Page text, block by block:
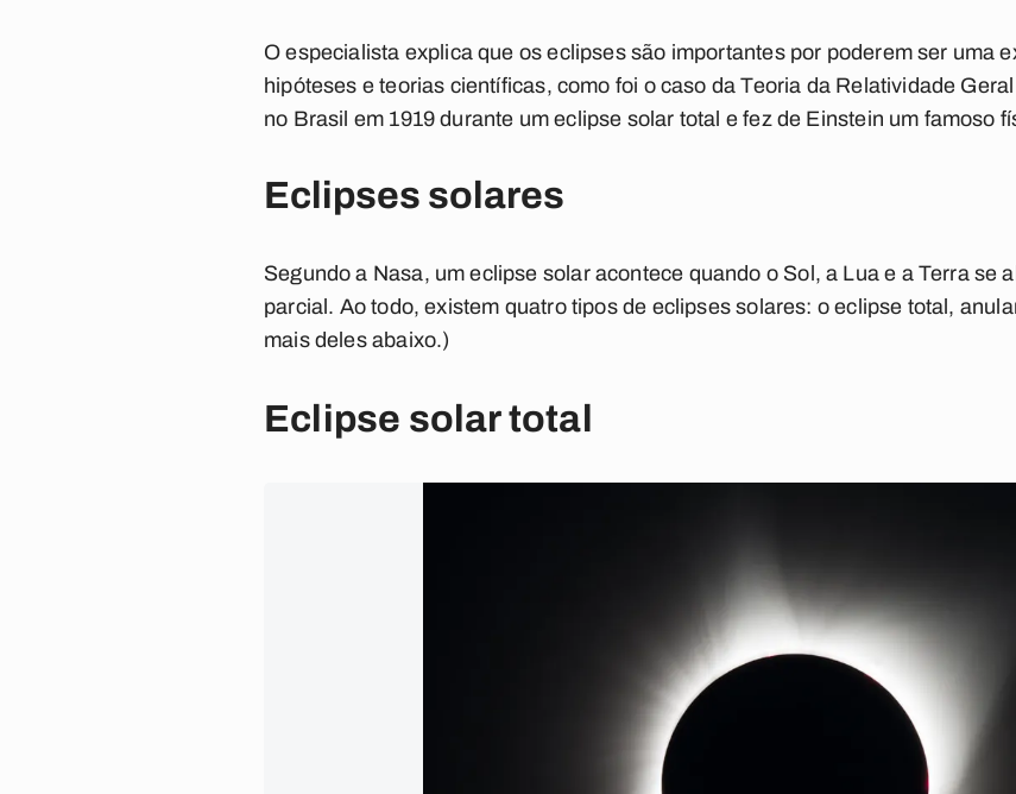
O especialista explica que os eclipses são importantes por poderem ser uma
hipóteses e teorias científicas, como foi o caso da Teoria da Relatividade
no Brasil em 1919 durante um eclipse solar total e fez de Einstein um famoso
Eclipses solares
Segundo a Nasa, um eclipse solar acontece quando o Sol, a Lua e a Terra se
parcial. Ao todo, existem quatro tipos de eclipses solares: o eclipse total,
mais deles abaixo.)
Eclipse solar total